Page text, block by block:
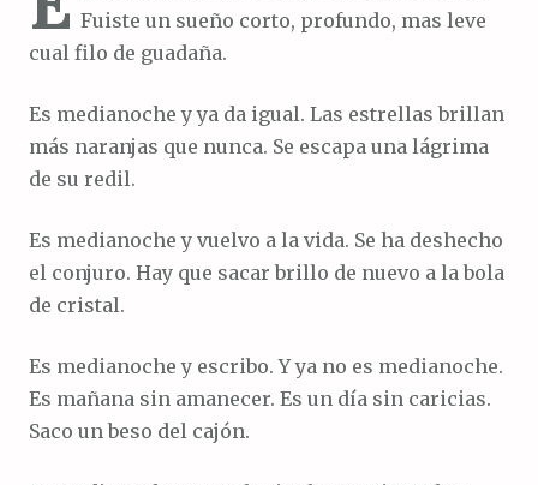
Fuiste un sueño corto, profundo, mas leve
cual filo de guadaña.
Es medianoche y ya da igual. Las estrellas brillan
más naranjas que nunca. Se escapa una lágrima
de su redil.
Es medianoche y vuelvo a la vida. Se ha deshecho
el conjuro. Hay que sacar brillo de nuevo a la bola
de cristal.
Es medianoche y escribo. Y ya no es medianoche.
Es mañana sin amanecer. Es un día sin caricias.
Saco un beso del cajón.